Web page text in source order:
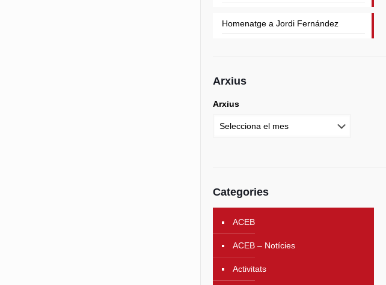
Homenatge a Jordi Fernández
Arxius
Arxius
Categories
ACEB
ACEB – Notícies
Activitats